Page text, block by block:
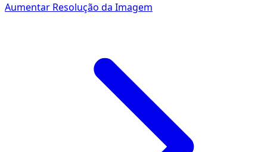
Aumentar Resolução da Imagem